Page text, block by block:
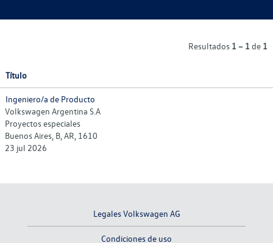
Resultados 1 – 1 de 1
Título
Ingeniero/a de Producto
Volkswagen Argentina S.A
Proyectos especiales
Buenos Aires, B, AR, 1610
23 jul 2026
Legales Volkswagen AG
Condiciones de uso